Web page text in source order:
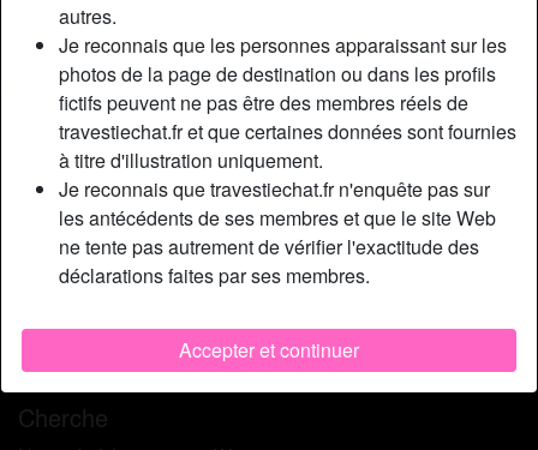
autres.
Je reconnais que les personnes apparaissant sur les
photos de la page de destination ou dans les profils
fictifs peuvent ne pas être des membres réels de
travestiechat.fr et que certaines données sont fournies
à titre d'illustration uniquement.
Je reconnais que travestiechat.fr n'enquête pas sur
les antécédents de ses membres et que le site Web
ne tente pas autrement de vérifier l'exactitude des
déclarations faites par ses membres.
Accepter et continuer
Épilé(e):
Fumeur(euse):
Non
Description
Si tu es beau mec et chaud lapin, tu es prié de contacter la
belle Aimée au plus vite. Que tu sois néophyte avec les
shemales ou bien expérimenté, je suis certaine que tu
passeras un agréable moment en ma compagnie. Je me
réveille souvent la bite raide au petit matin et parfois je
calmer la bête mais c’est a recommencer le lendemain
matin.
Cherche